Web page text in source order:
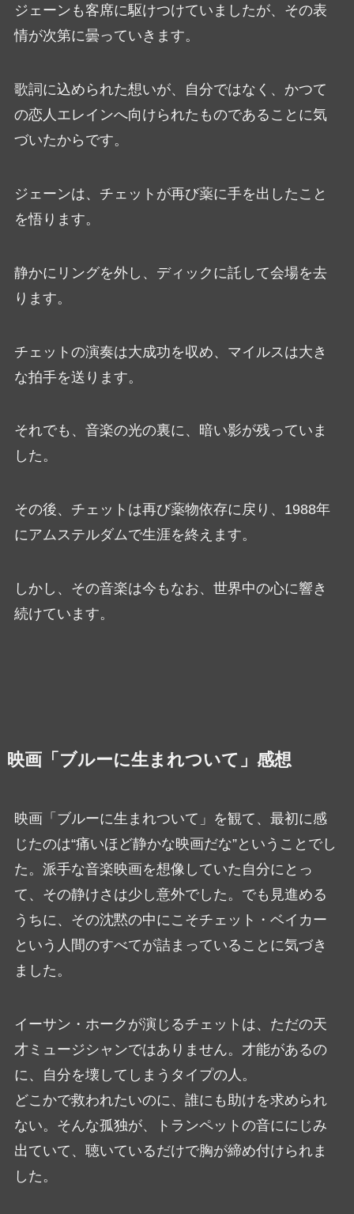
ジェーンも客席に駆けつけていましたが、その表
情が次第に曇っていきます。
歌詞に込められた想いが、自分ではなく、かつて
の恋人エレインへ向けられたものであることに気
づいたからです。
ジェーンは、チェットが再び薬に手を出したこと
を悟ります。
静かにリングを外し、ディックに託して会場を去
ります。
チェットの演奏は大成功を収め、マイルスは大き
な拍手を送ります。
それでも、音楽の光の裏に、暗い影が残っていま
した。
その後、チェットは再び薬物依存に戻り、1988年
にアムステルダムで生涯を終えます。
しかし、その音楽は今もなお、世界中の心に響き
続けています。
映画「ブルーに生まれついて」感想
映画「ブルーに生まれついて」を観て、最初に感
じたのは“痛いほど静かな映画だな”ということでし
た。派手な音楽映画を想像していた自分にとっ
て、その静けさは少し意外でした。でも見進める
うちに、その沈黙の中にこそチェット・ベイカー
という人間のすべてが詰まっていることに気づき
ました。
イーサン・ホークが演じるチェットは、ただの天
才ミュージシャンではありません。才能があるの
に、自分を壊してしまうタイプの人。
どこかで救われたいのに、誰にも助けを求められ
ない。そんな孤独が、トランペットの音ににじみ
出ていて、聴いているだけで胸が締め付けられま
した。